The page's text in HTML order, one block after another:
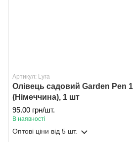
Артикул: Lyra
Олівець садовий Garden Pen
(Німеччина), 1 шт
95.00 грн/шт.
В наявності
Оптові ціни від 5 шт.